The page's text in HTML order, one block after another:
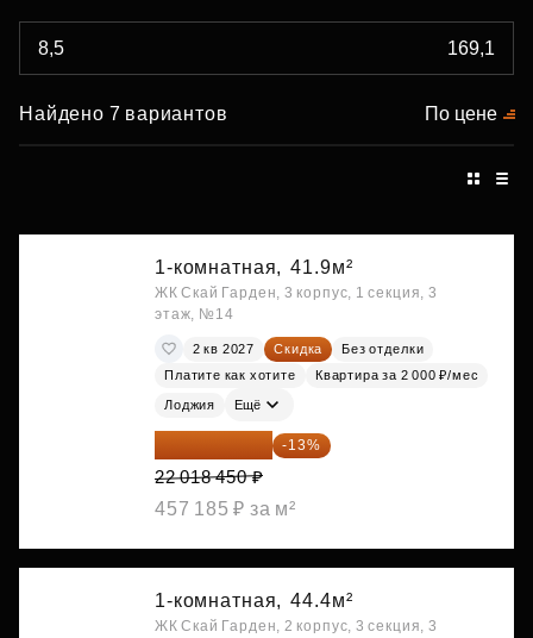
Найдено 7 вариантов По цене
1-комнатная, 41.9м²
ЖК Скай Гарден, 3 корпус, 1 секция, 3
этаж, №14
2 кв 2027 Скидка
Без отделки
Платите как хотите
Квартира за 2 000 ₽/мес
Лоджия Ещё
19 156 052 ₽ -13%
22 018 450 ₽
457 185 ₽ за м²
1-комнатная, 44.4м²
ЖК Скай Гарден, 2 корпус, 3 секция, 3